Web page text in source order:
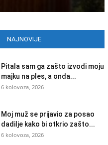
NAJNOVIJE
Pitala sam ga zašto izvodi moju
majku na ples, a onda...
6 kolovoza, 2026
Moj muž se prijavio za posao
dadilje kako bi otkrio zašto...
6 kolovoza, 2026